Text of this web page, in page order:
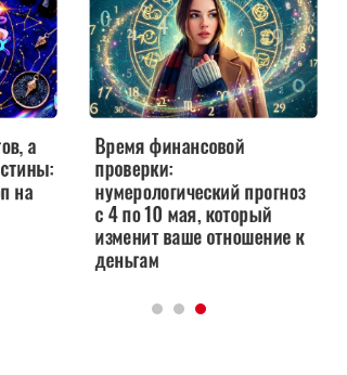
Время финансовой
проверки:
нумерологический прогноз
с 4 по 10 мая, который
изменит ваше отношение к
деньгам